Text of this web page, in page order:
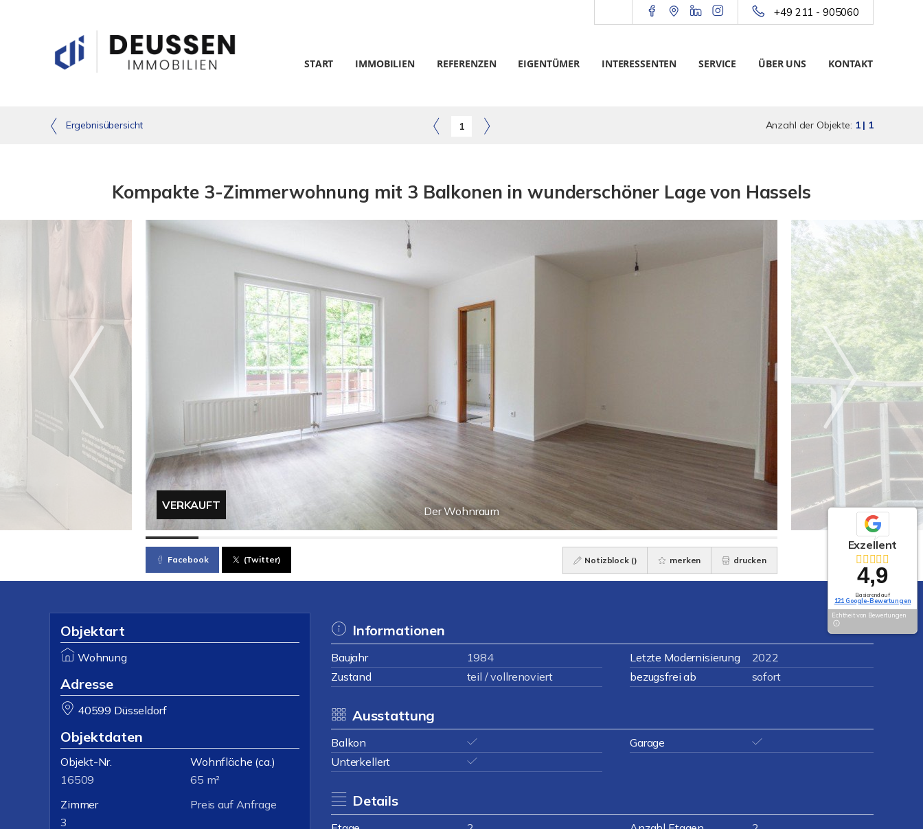
+49 211 - 905060
START IMMOBILIEN REFERENZEN EIGENTÜMER INTERESSENTEN SERVICE ÜBER UNS KONTAKT
Ergebnisübersicht 1 Anzahl der Objekte: 1 | 1
Kompakte 3-Zimmerwohnung mit 3 Balkonen in wunderschöner Lage von Hassels
Der Wohnraum
VERKAUFT
Facebook (Twitter) Notizblock () merken drucken
Objektart
Wohnung
Adresse
40599 Düsseldorf
Objektdaten
Objekt-Nr.
16509
Wohnfläche (ca.)
65 m²
Zimmer
3
Preis auf Anfrage
Informationen
Baujahr 1984 Letzte Modernisierung
2022
Zustand
teil / vollrenoviert bezugsfrei ab sofort
Ausstattung
Balkon
Garage
Unterkellert
Details
Exzellent
4,9
Basierend auf
121 Google-Bewertungen
Echtheit von Bewertungen